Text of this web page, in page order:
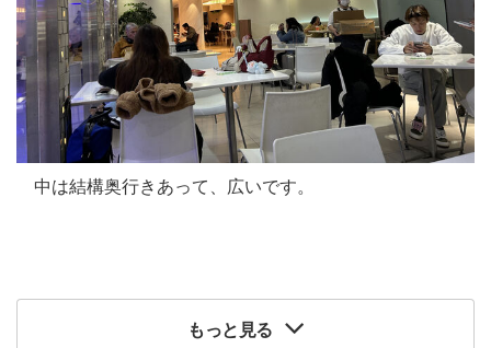
中は結構奥行きあって、広いです。
もっと見る